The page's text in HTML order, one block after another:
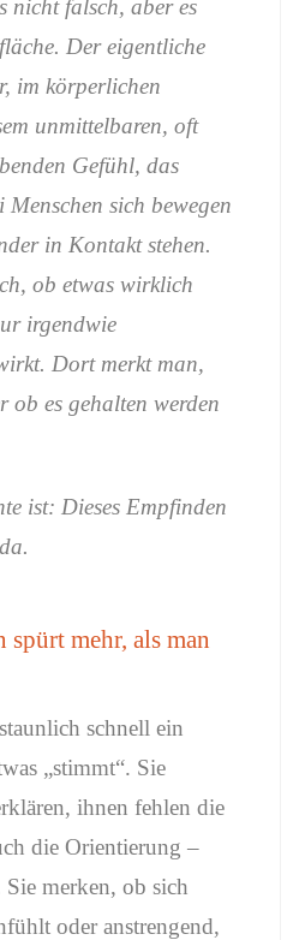
nicht falsch, aber es
Der eigentliche
im körperlichen
unmittelbaren, oft
Gefühl, das
Menschen sich bewegen
in Kontakt stehen.
ob etwas wirklich
irgendwie
Dort merkt man,
ob es gehalten werden
ist: Dieses Empfinden
mehr, als man
schnell ein
„stimmt“. Sie
ihnen fehlen die
die Orientierung –
Sie merken, ob sich
oder anstrengend,